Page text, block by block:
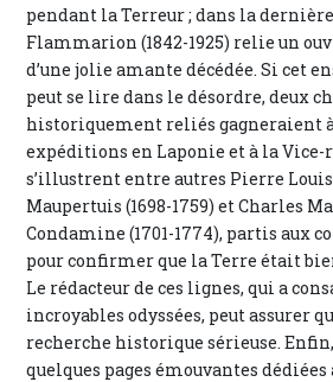
pendant la Terreur ; dans la
Flammarion (1842-1925) relie un
d’une jolie amante décédée. Si cet
peut se lire dans le désordre, deux
historiquement reliés gagneraient à
expéditions en Laponie et à la Vice-
s’illustrent entre autres Pierre Louis
Maupertuis (1698-1759) et Charles
Condamine (1701-1774), partis aux
pour confirmer que la Terre était
Le rédacteur de ces lignes, qui a
incroyables odyssées, peut assurer
recherche historique sérieuse. Enfin,
quelques pages émouvantes